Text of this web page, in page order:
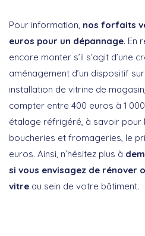
Pour information, nos forfaits
euros pour un dépannage. En
encore monter s’il s’agit d’une
aménagement d’un dispositif
installation de vitrine de
compter entre 400 euros à 1
étalage réfrigéré, à savoir pour
boucheries et fromageries, le
euros. Ainsi, n’hésitez plus à
si vous envisagez de rénover
vitre au sein de votre bâtiment.